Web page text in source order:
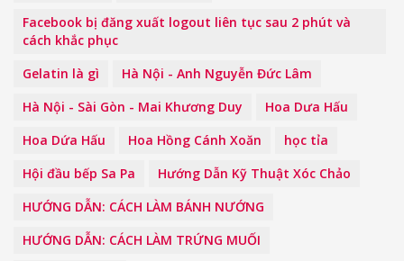
Facebook bị đăng xuất logout liên tục sau 2 phút và
cách khắc phục
Gelatin là gì
Hà Nội - Anh Nguyễn Đức Lâm
Hà Nội - Sài Gòn - Mai Khương Duy
Hoa Dưa Hấu
Hoa Dứa Hấu
Hoa Hồng Cánh Xoăn
học tỉa
Hội đầu bếp Sa Pa
Hướng Dẫn Kỹ Thuật Xóc Chảo
HƯỚNG DẪN: CÁCH LÀM BÁNH NƯỚNG
HƯỚNG DẪN: CÁCH LÀM TRỨNG MUỐI